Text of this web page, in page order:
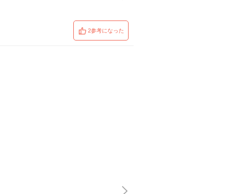
2参考になった